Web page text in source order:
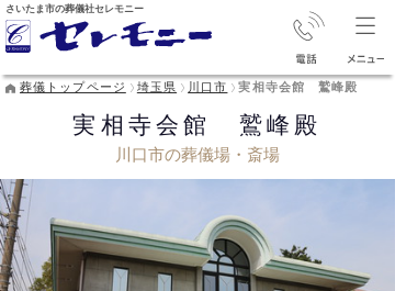
さいたま市の葬儀社セレモニー
葬儀トップページ 埼玉県 川口市 実相寺会館 鷲峰殿
実相寺会館 鷲峰殿
川口市の葬儀場・斎場